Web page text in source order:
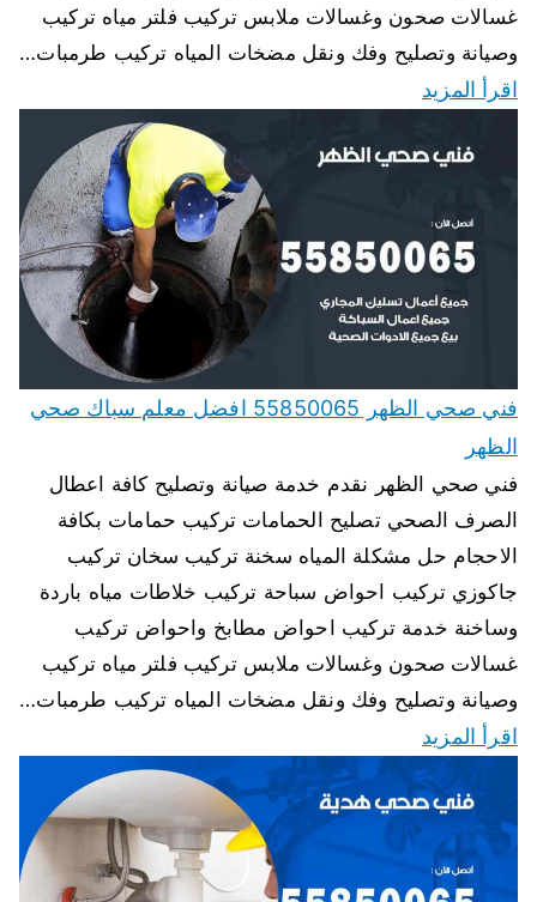
غسالات صحون وغسالات ملابس تركيب فلتر مياه تركيب
وصيانة وتصليح وفك ونقل مضخات المياه تركيب طرمبات…
اقرأ المزيد
فني صحي الظهر 55850065 افضل معلم سباك صحي
الظهر
فني صحي الظهر نقدم خدمة صيانة وتصليح كافة اعطال
الصرف الصحي تصليح الحمامات تركيب حمامات بكافة
الاحجام حل مشكلة المياه سخنة تركيب سخان تركيب
جاكوزي تركيب احواض سباحة تركيب خلاطات مياه باردة
وساخنة خدمة تركيب احواض مطابخ واحواض تركيب
غسالات صحون وغسالات ملابس تركيب فلتر مياه تركيب
وصيانة وتصليح وفك ونقل مضخات المياه تركيب طرمبات…
اقرأ المزيد